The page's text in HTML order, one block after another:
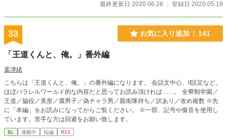
最終更新日 2020.06.26
登録日 2020.05.18
33 お気に入り追加 141
「王道くんと、俺。」番外編
葉津緒
こちらは「王道くんと、俺。」の番外編になります。 会話文中心、if設定など。
ほぼパラレルワールド的な内容だと思ってお読み頂ければ……。 全寮制学園／
王道／脇役／美形／腐男子／偽チャラ男／親衛隊持ち／訳あり／攻め複数 ※先
に「本編」をお読みになってからご覧ください。 ※一部、記号や擬音を使用し
ています。苦手な方は回避をお願い致します。
BL 連載中 短編 R15